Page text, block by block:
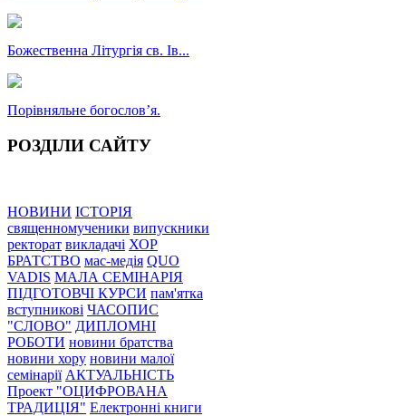
Божественна Літургія св. Ів...
Порівняльне богословʼя.
РОЗДІЛИ САЙТУ
НОВИНИ ІСТОРІЯ
священномученики випускники
ректорат викладачі ХОР
БРАТСТВО мас-медія QUO
VADIS МАЛА СЕМІНАРІЯ
ПІДГОТОВЧІ КУРСИ пам'ятка
вступникові ЧАСОПИС
"СЛОВО" ДИПЛОМНІ
РОБОТИ новини братства
новини хору новини малої
семінарії АКТУАЛЬНІСТЬ
Проект "ОЦИФРОВАНА
ТРАДИЦІЯ" Електронні книги